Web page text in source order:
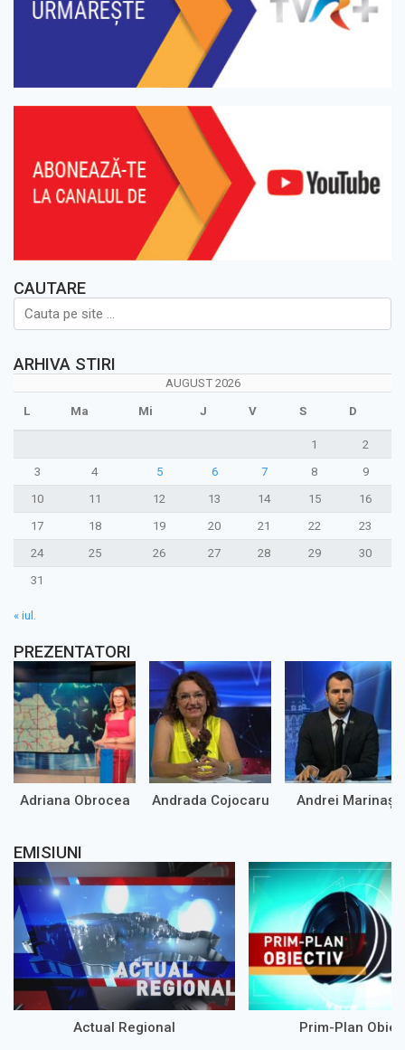
CAUTARE
ARHIVA STIRI
AUGUST 2026
L Ma Mi J V S D
1
2
3
4 5 6 7 8
9
10
11 12 13 14 15
16
17
18 19 20 21 22
23
24
25 26 27 28 29
30
31
« iul.
PREZENTATORI
Adriana Obrocea Andrada Cojocaru Andrei Marinaș
EMISIUNI
Actual Regional Prim-Plan